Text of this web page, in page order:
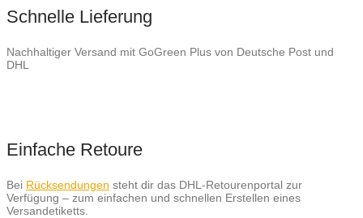
Schnelle Lieferung
Nachhaltiger Versand mit GoGreen Plus von Deutsche Post und
DHL
Einfache Retoure
Bei Rücksendungen steht dir das DHL-Retourenportal zur
Verfügung – zum einfachen und schnellen Erstellen eines
Versandetiketts.